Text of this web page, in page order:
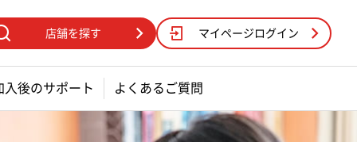
店舗を探す マイページログイン
入後のサポート よくあるご質問